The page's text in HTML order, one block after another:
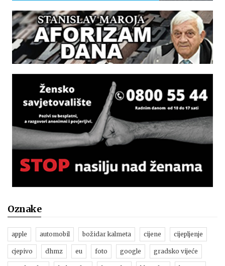
Oznake
apple automobil božidar kalmeta cijene cijepljenje
cjepivo dhmz eu foto google gradsko vijeće